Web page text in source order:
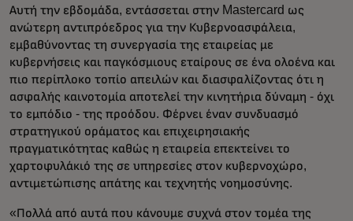
Αυτή την εβδομάδα, εντάσσεται στην Mastercard ως
ανώτερη αντιπρόεδρος για την Κυβερνοασφάλεια,
εμβαθύνοντας τη συνεργασία της εταιρείας με
κυβερνήσεις και παγκόσμιους εταίρους σε ένα ολοένα και
πιο περίπλοκο τοπίο απειλών και διασφαλίζοντας ότι η
ασφαλής καινοτομία αποτελεί την κινητήρια δύναμη - όχι
το εμπόδιο - της προόδου. Φέρνει έναν συνδυασμό
στρατηγικού οράματος και επιχειρησιακής
πραγματικότητας καθώς η εταιρεία επεκτείνει το
χαρτοφυλάκιό της σε υπηρεσίες στον κυβερνοχώρο,
αντιμετώπισης απάτης και τεχνητής νοημοσύνης.
«Πολλά από αυτά που κάνουμε συχνά στον τομέα της